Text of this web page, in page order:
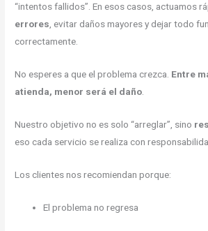
“intentos fallidos”. En esos casos, actuamos
errores, evitar daños mayores y dejar todo
correctamente.
No esperes a que el problema crezca. Entre
atienda, menor será el daño.
Nuestro objetivo no es solo “arreglar”, sino
eso cada servicio se realiza con
Los clientes nos recomiendan porque:
El problema no regresa